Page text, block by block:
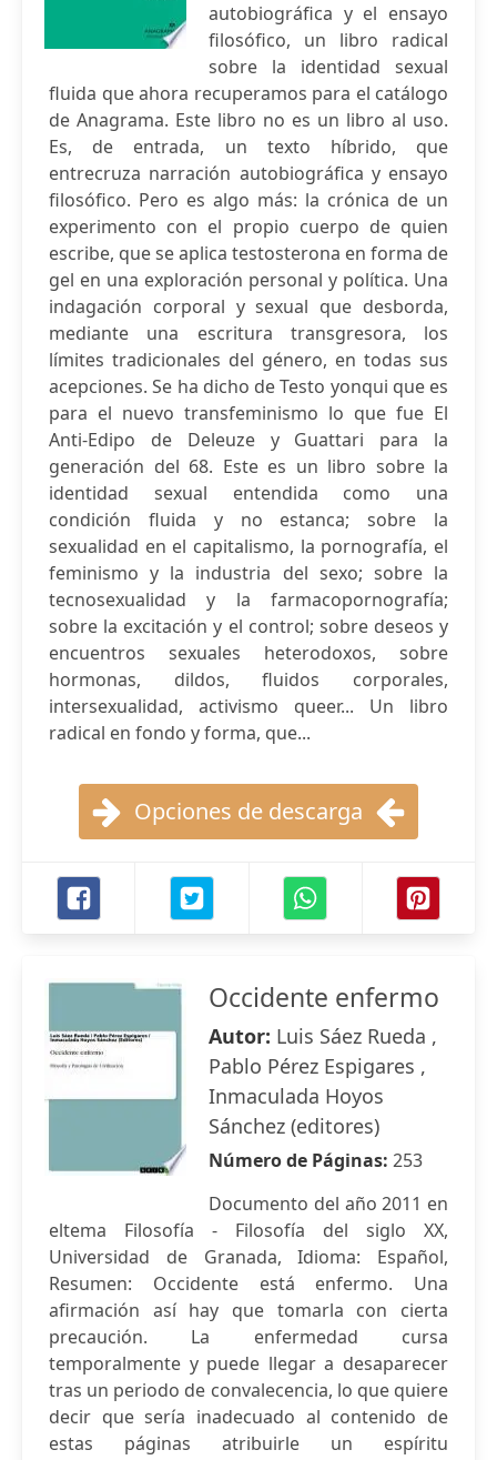
autobiográfica y el ensayo
filosófico, un libro radical
sobre la identidad sexual
fluida que ahora recuperamos para el catálogo
de Anagrama. Este libro no es un libro al uso.
Es, de entrada, un texto híbrido, que
entrecruza narración autobiográfica y ensayo
filosófico. Pero es algo más: la crónica de un
experimento con el propio cuerpo de quien
escribe, que se aplica testosterona en forma de
gel en una exploración personal y política. Una
indagación corporal y sexual que desborda,
mediante una escritura transgresora, los
límites tradicionales del género, en todas sus
acepciones. Se ha dicho de Testo yonqui que es
para el nuevo transfeminismo lo que fue El
Anti-Edipo de Deleuze y Guattari para la
generación del 68. Este es un libro sobre la
identidad sexual entendida como una
condición fluida y no estanca; sobre la
sexualidad en el capitalismo, la pornografía, el
feminismo y la industria del sexo; sobre la
tecnosexualidad y la farmacopornografía;
sobre la excitación y el control; sobre deseos y
encuentros sexuales heterodoxos, sobre
hormonas, dildos, fluidos corporales,
intersexualidad, activismo queer... Un libro
radical en fondo y forma, que...
Opciones de descarga
Occidente enfermo
Autor: Luis Sáez Rueda ,
Pablo Pérez Espigares ,
Inmaculada Hoyos
Sánchez (editores)
Número de Páginas: 253
Documento del año 2011 en
eltema Filosofía - Filosofía del siglo XX,
Universidad de Granada, Idioma: Español,
Resumen: Occidente está enfermo. Una
afirmación así hay que tomarla con cierta
precaución. La enfermedad cursa
temporalmente y puede llegar a desaparecer
tras un periodo de convalecencia, lo que quiere
decir que sería inadecuado al contenido de
estas páginas atribuirle un espíritu